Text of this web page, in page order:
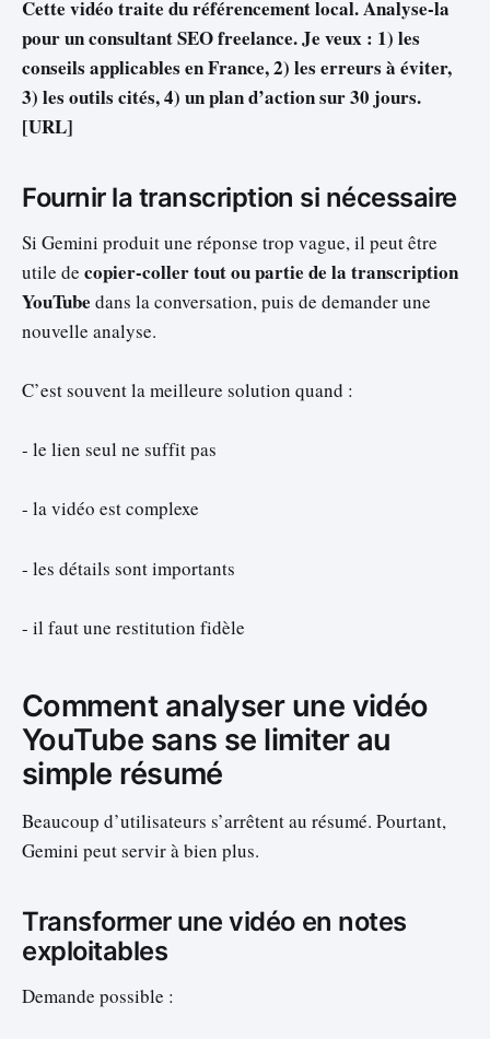
Cette vidéo traite du référencement local. Analyse-la
pour un consultant SEO freelance. Je veux : 1) les
conseils applicables en France, 2) les erreurs à éviter,
3) les outils cités, 4) un plan d’action sur 30 jours.
[URL]
Fournir la transcription si nécessaire
Si Gemini produit une réponse trop vague, il peut être
utile de copier-coller tout ou partie de la transcription
YouTube dans la conversation, puis de demander une
nouvelle analyse.
C’est souvent la meilleure solution quand :
- le lien seul ne suffit pas
- la vidéo est complexe
- les détails sont importants
- il faut une restitution fidèle
Comment analyser une vidéo
YouTube sans se limiter au
simple résumé
Beaucoup d’utilisateurs s’arrêtent au résumé. Pourtant,
Gemini peut servir à bien plus.
Transformer une vidéo en notes
exploitables
Demande possible :